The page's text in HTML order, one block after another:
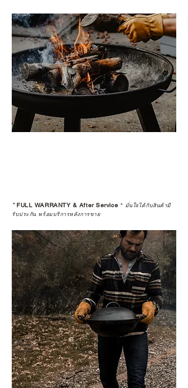
*FULL WARRANTY & After Service * มั่นใจได้กับสินค้ามี
รับประกัน พร้อมบริการหลังการขาย